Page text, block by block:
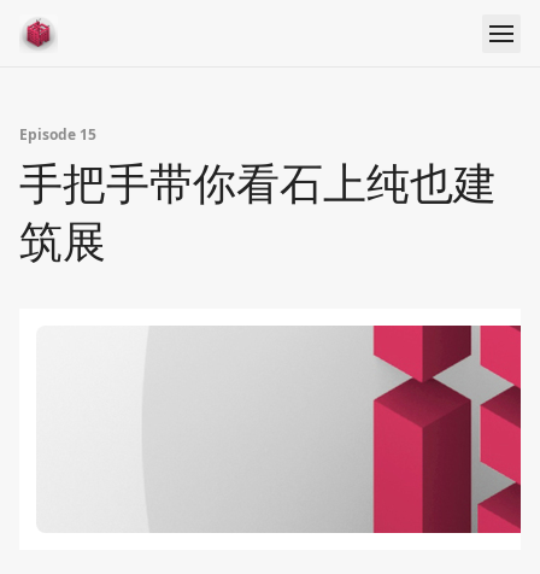
Episode 15
手把手带你看石上纯也建
筑展